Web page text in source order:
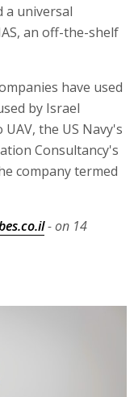
a universal
an off-the-shelf
have used
by Israel
the US Navy's
Consultancy's
company termed
- on 14